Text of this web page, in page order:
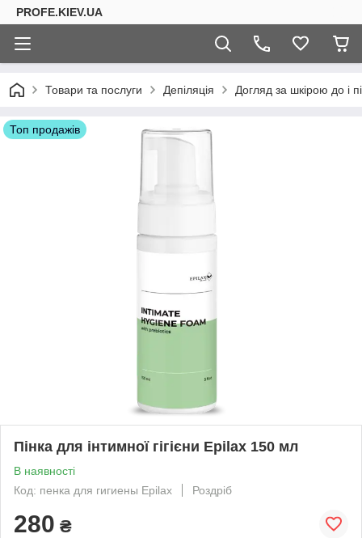
PROFE.KIEV.UA
Товари та послуги Депіляція Догляд за шкірою до і
Топ продажів
Пінка для інтимної гігієни Epilax 150 мл
В наявності
Код: пенка для гигиены Epilax
Роздріб
280 ₴